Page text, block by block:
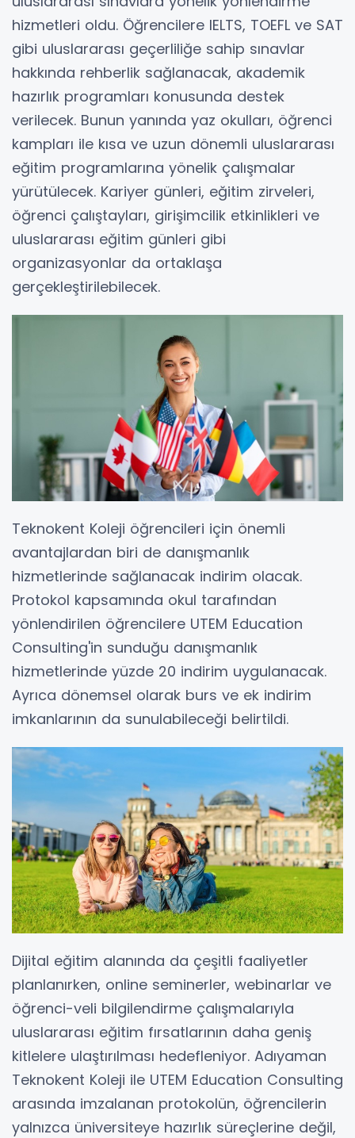
hizmetleri oldu. Öğrencilere IELTS, TOEFL ve SAT
gibi uluslararası geçerliliğe sahip sınavlar
hakkında rehberlik sağlanacak, akademik
hazırlık programları konusunda destek
verilecek. Bunun yanında yaz okulları, öğrenci
kampları ile kısa ve uzun dönemli uluslararası
eğitim programlarına yönelik çalışmalar
yürütülecek. Kariyer günleri, eğitim zirveleri,
öğrenci çalıştayları, girişimcilik etkinlikleri ve
uluslararası eğitim günleri gibi
organizasyonlar da ortaklaşa
gerçekleştirilebilecek.
Teknokent Koleji öğrencileri için önemli
avantajlardan biri de danışmanlık
hizmetlerinde sağlanacak indirim olacak.
Protokol kapsamında okul tarafından
yönlendirilen öğrencilere UTEM Education
Consulting'in sunduğu danışmanlık
hizmetlerinde yüzde 20 indirim uygulanacak.
Ayrıca dönemsel olarak burs ve ek indirim
imkanlarının da sunulabileceği belirtildi.
Dijital eğitim alanında da çeşitli faaliyetler
planlanırken, online seminerler, webinarlar ve
öğrenci-veli bilgilendirme çalışmalarıyla
uluslararası eğitim fırsatlarının daha geniş
kitlelere ulaştırılması hedefleniyor. Adıyaman
Teknokent Koleji ile UTEM Education Consulting
arasında imzalanan protokolün, öğrencilerin
yalnızca üniversiteye hazırlık süreçlerine değil,